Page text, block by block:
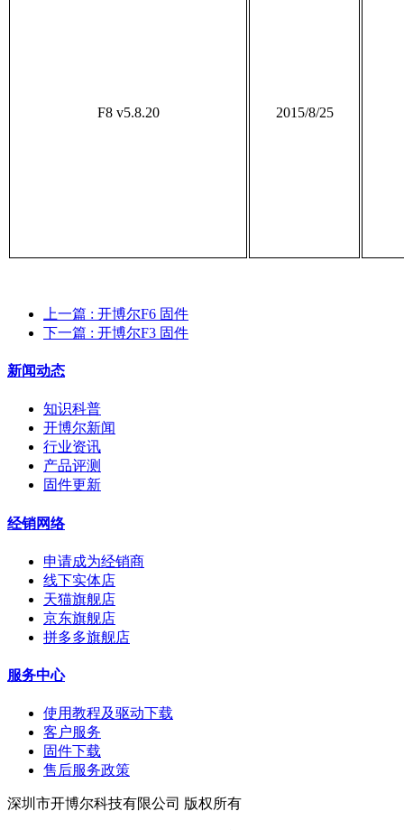
F8 v5.8.20 2015/8/25
上一篇 : 开博尔F6 固件
下一篇 : 开博尔F3 固件
新闻动态
知识科普
开博尔新闻
行业资讯
产品评测
固件更新
经销网络
申请成为经销商
线下实体店
天猫旗舰店
京东旗舰店
拼多多旗舰店
服务中心
使用教程及驱动下载
客户服务
固件下载
售后服务政策
深圳市开博尔科技有限公司 版权所有